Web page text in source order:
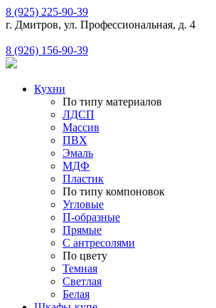
8 (925) 225-90-39
г. Дмитров, ул. Профессиональная, д. 4
8 (926) 156-90-39
Кухни
По типу материалов
ЛДСП
Массив
ПВХ
Эмаль
МДФ
Пластик
По типу компоновок
Угловые
П-образные
Прямые
С антресолями
По цвету
Темная
Светлая
Белая